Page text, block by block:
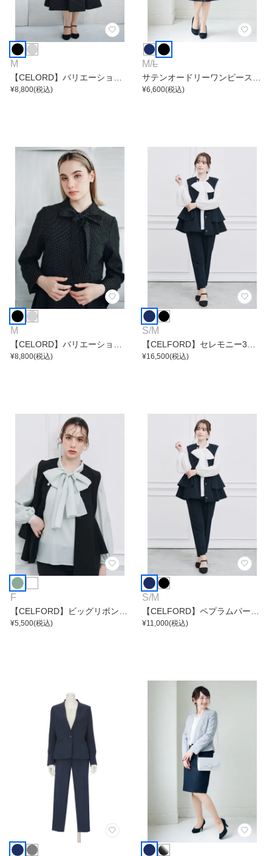
M
【CELORD】バリエーション
フィット＆フレアワンピース
¥8,800(税込)
M/L
サテンオードリーワンピース付
きノーカラージャケットアンサ
¥6,600(税込)
M
【CELORD】バリエーション
リボンショートジャケット
¥8,800(税込)
S/M
【CELFORD】セレモニー3点
セット
¥16,500(税込)
F
【CELFORD】ビッグリボンセ
ミシアーブラウス
¥5,500(税込)
S/M
【CELFORD】ペプラムパール
ジレ・テーパードパンツセット
¥11,000(税込)